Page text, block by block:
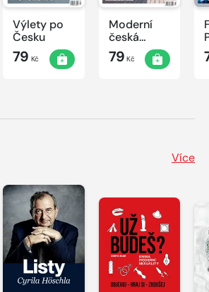
Výlety po
Česku
79 Kč
Moderní
česká
architektura
79 Kč
Více